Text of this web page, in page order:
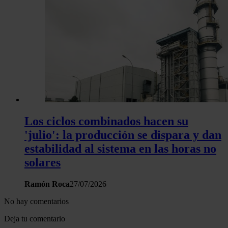
Los ciclos combinados hacen su
'julio': la producción se dispara y dan
estabilidad al sistema en las horas no
solares
Ramón Roca27/07/2026
No hay comentarios
Deja tu comentario